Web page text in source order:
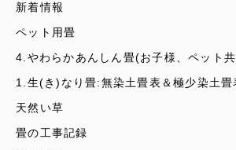
新着情報
ペット用畳
4.やわらかあんしん畳(お子様、ペット
1.生(き)なり畳:無染土畳表＆極少染土畳
天然い草
畳の工事記録